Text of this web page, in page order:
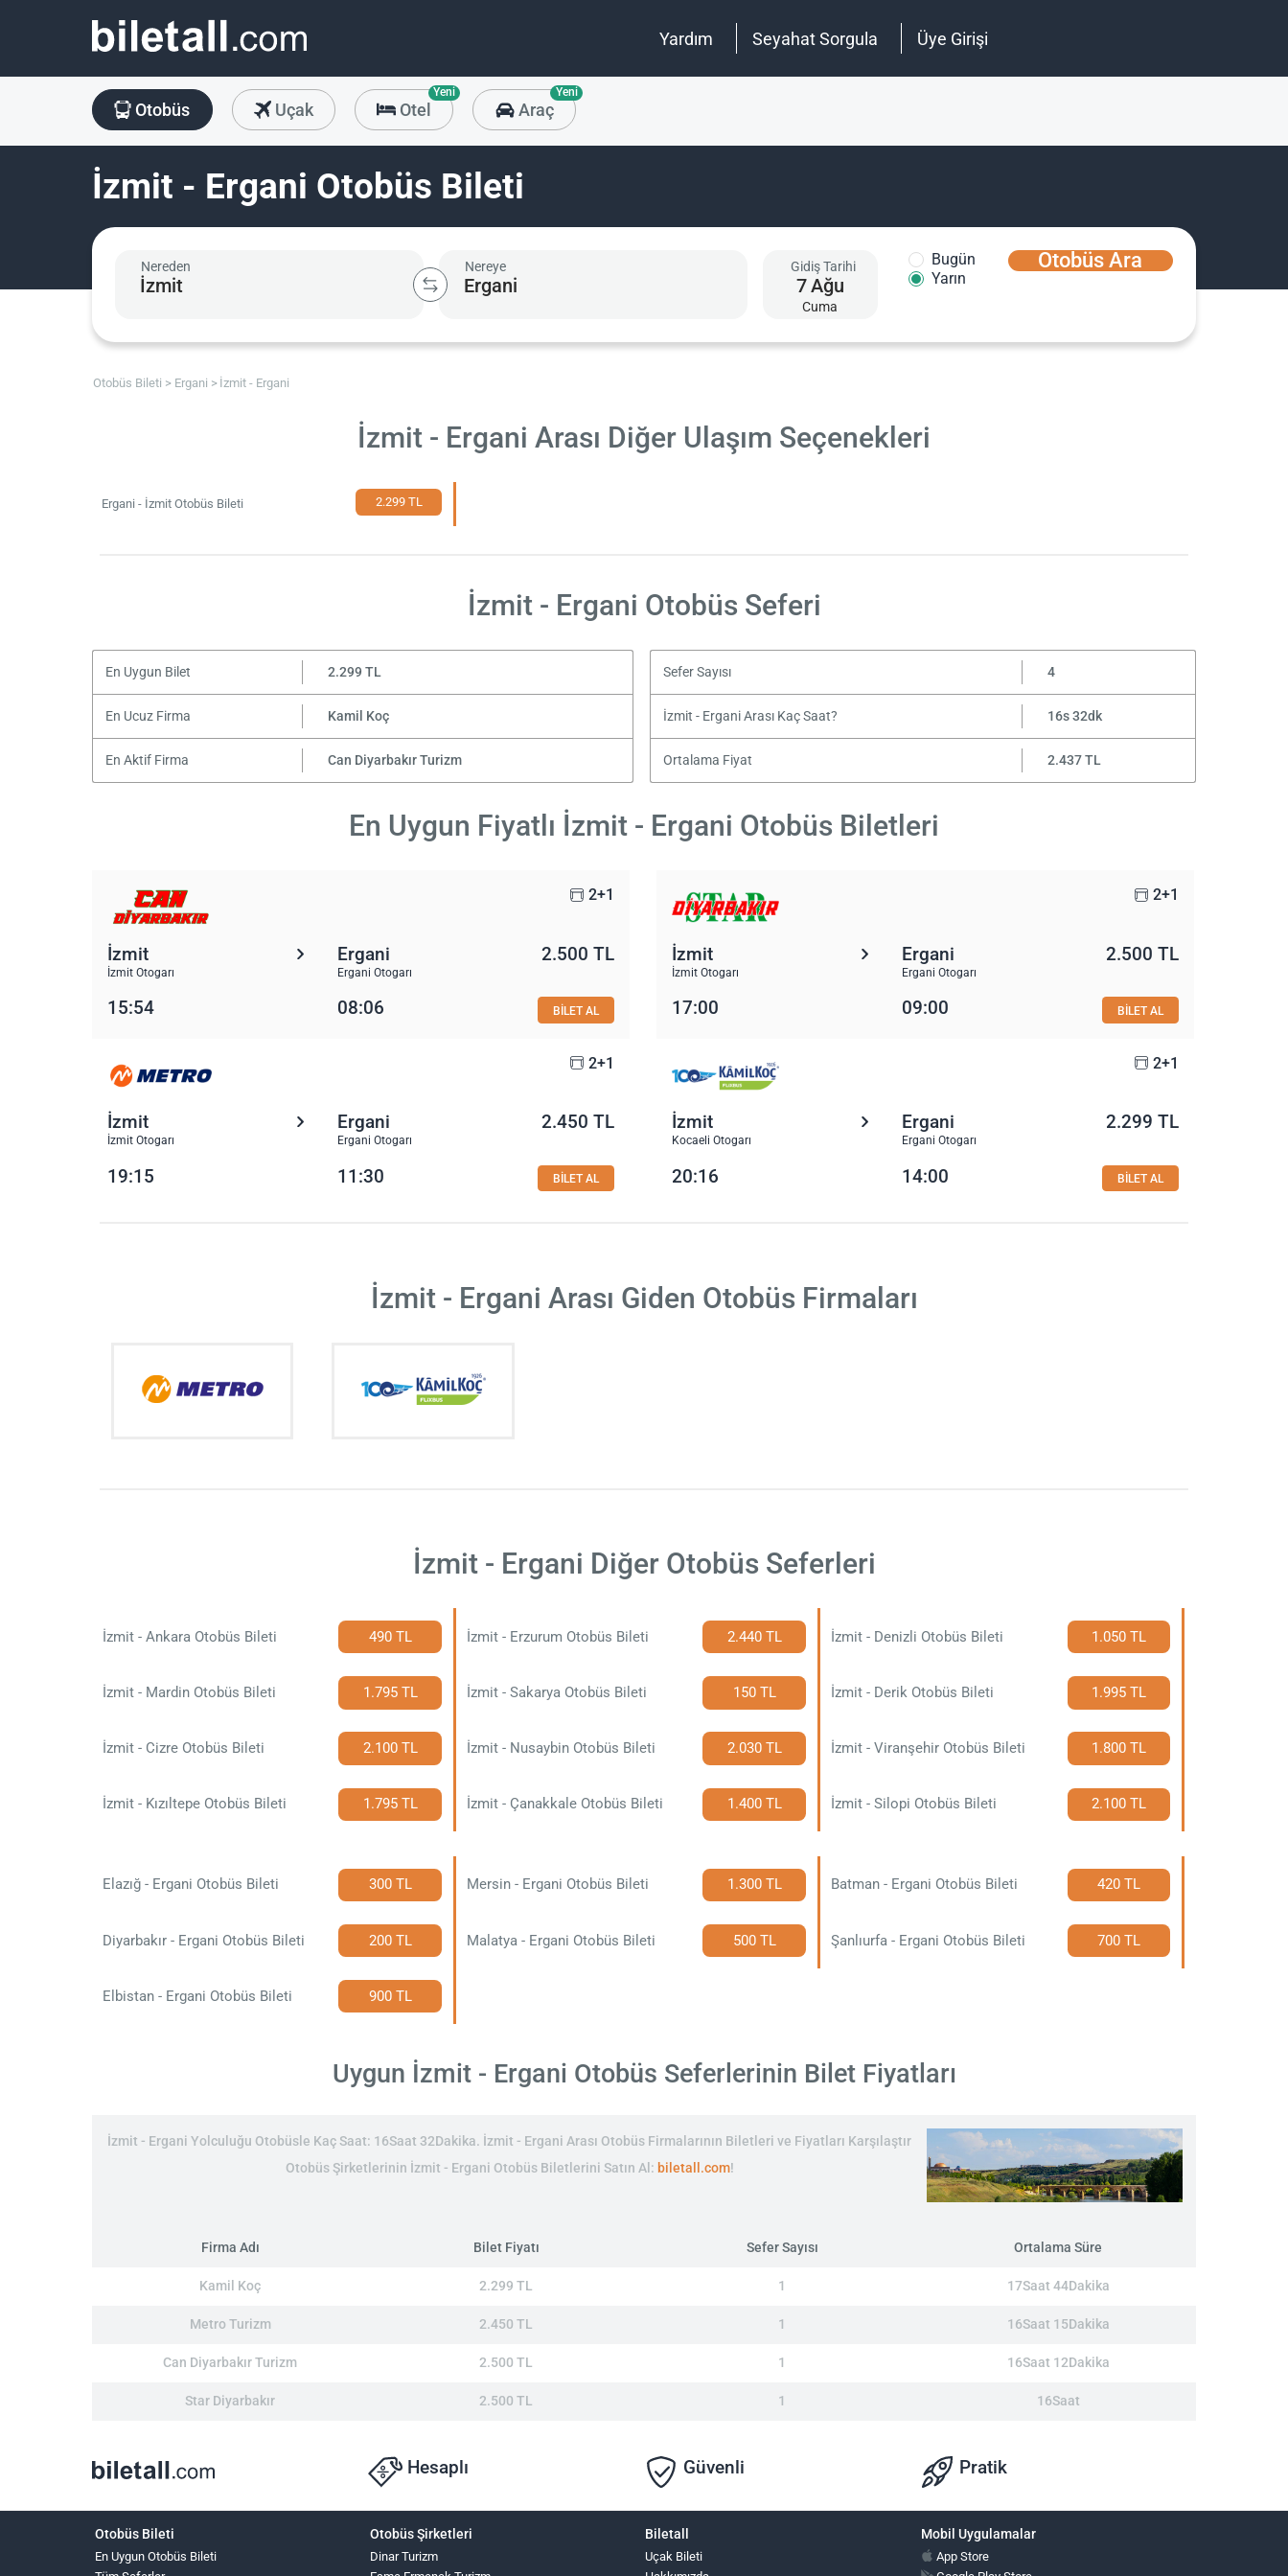
Yardım Seyahat Sorgula Üye Girişi
Otobüs Uçak Otel
Yeni
Araç
Yeni
İzmit - Ergani Otobüs Bileti
Nereden Nereye Gidiş Tarihi
7Ağu
Cuma
Bugün
Yarın
Otobüs Ara
Otobüs Bileti Ergani İzmit - Ergani
İzmit - Ergani Arası Diğer Ulaşım Seçenekleri
Ergani - İzmit Otobüs Bileti 2.299 TL
İzmit - Ergani Otobüs Seferi
En Uygun Bilet 2.299 TL Sefer Sayısı 4
En Ucuz Firma Kamil Koç İzmit - Ergani Arası Kaç Saat? 16s 32dk
En Aktif Firma Can Diyarbakır Turizm Ortalama Fiyat 2.437 TL
En Uygun Fiyatlı İzmit - Ergani Otobüs Biletleri
2+1
İzmit
İzmit Otogarı
Ergani
Ergani Otogarı
2.500 TL
15:54 08:06 BİLET AL
2+1
İzmit
İzmit Otogarı
Ergani
Ergani Otogarı
2.500 TL
17:00 09:00 BİLET AL
2+1
İzmit
İzmit Otogarı
Ergani
Ergani Otogarı
2.450 TL
19:15 11:30 BİLET AL
2+1
İzmit
Kocaeli Otogarı
Ergani
Ergani Otogarı
2.299 TL
20:16 14:00 BİLET AL
İzmit - Ergani Arası Giden Otobüs Firmaları
İzmit - Ergani Diğer Otobüs Seferleri
İzmit - Ankara Otobüs Bileti 490 TL İzmit - Erzurum Otobüs Bileti 2.440 TL İzmit - Denizli Otobüs Bileti 1.050 TL
İzmit - Mardin Otobüs Bileti 1.795 TL İzmit - Sakarya Otobüs Bileti 150 TL İzmit - Derik Otobüs Bileti 1.995 TL
İzmit - Cizre Otobüs Bileti 2.100 TL İzmit - Nusaybin Otobüs Bileti 2.030 TL İzmit - Viranşehir Otobüs Bileti 1.800 TL
İzmit - Kızıltepe Otobüs Bileti 1.795 TL İzmit - Çanakkale Otobüs Bileti 1.400 TL İzmit - Silopi Otobüs Bileti 2.100 TL
Elazığ - Ergani Otobüs Bileti 300 TL Mersin - Ergani Otobüs Bileti 1.300 TL Batman - Ergani Otobüs Bileti 420 TL
Diyarbakır - Ergani Otobüs Bileti 200 TL Malatya - Ergani Otobüs Bileti 500 TL Şanlıurfa - Ergani Otobüs Bileti 700 TL
Elbistan - Ergani Otobüs Bileti 900 TL
Uygun İzmit - Ergani Otobüs Seferlerinin Bilet Fiyatları
İzmit - Ergani Yolculuğu Otobüsle Kaç Saat: 16Saat 32Dakika. İzmit - Ergani Arası Otobüs Firmalarının Biletleri ve Fiyatları Karşılaştır
Otobüs Şirketlerinin İzmit - Ergani Otobüs Biletlerini Satın Al: biletall.com!
Firma Adı Bilet Fiyatı Sefer Sayısı Ortalama Süre
Kamil Koç 2.299 TL 1 17Saat 44Dakika
Metro Turizm 2.450 TL 1 16Saat 15Dakika
Can Diyarbakır Turizm 2.500 TL 1 16Saat 12Dakika
Star Diyarbakır 2.500 TL 1 16Saat
Hesaplı Güvenli Pratik
Otobüs Bileti
En Uygun Otobüs Bileti
Otobüs Şirketleri
Dinar Turizm
Biletall
Uçak Bileti
Mobil Uygulamalar
App Store